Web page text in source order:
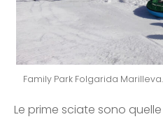
Family Park Folgarida
Le prime sciate sono